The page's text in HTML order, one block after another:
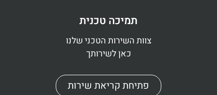
תמיכה טכנית
צוות השירות הטכני שלנו
כאן לשירותך
פתיחת קריאת שירות